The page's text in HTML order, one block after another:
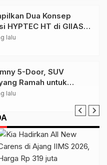
Dua Konsep
HYPTEC HT di GIIAS
Potensi
lalu
5-Door, SUV
Ramah untuk
Perempuan
lalu